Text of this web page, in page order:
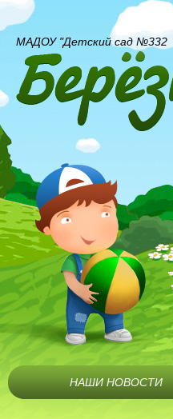
МАДОУ "Детский сад №332
НАШИ НОВОСТИ